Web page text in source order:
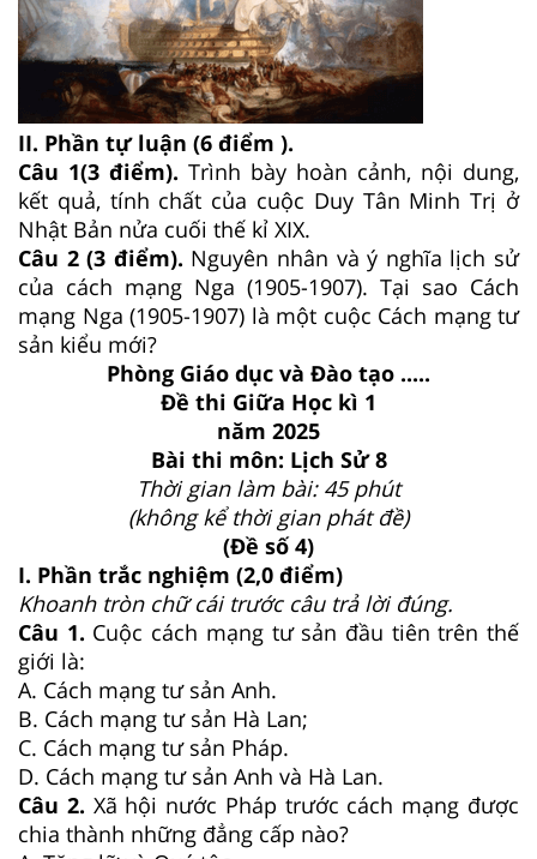
II. Phần tự luận (6 điểm ).
Câu 1(3 điểm). Trình bày hoàn cảnh, nội dung,
kết quả, tính chất của cuộc Duy Tân Minh Trị ở
Nhật Bản nửa cuối thế kỉ XIX.
Câu 2 (3 điểm). Nguyên nhân và ý nghĩa lịch sử
của cách mạng Nga (1905-1907). Tại sao Cách
mạng Nga (1905-1907) là một cuộc Cách mạng tư
sản kiểu mới?
Phòng Giáo dục và Đào tạo .....
Đề thi Giữa Học kì 1
năm 2025
Bài thi môn: Lịch Sử 8
Thời gian làm bài: 45 phút
(không kể thời gian phát đề)
(Đề số 4)
I. Phần trắc nghiệm (2,0 điểm)
Khoanh tròn chữ cái trước câu trả lời đúng.
Câu 1. Cuộc cách mạng tư sản đầu tiên trên thế
giới là:
A. Cách mạng tư sản Anh.
B. Cách mạng tư sản Hà Lan;
C. Cách mạng tư sản Pháp.
D. Cách mạng tư sản Anh và Hà Lan.
Câu 2. Xã hội nước Pháp trước cách mạng được
chia thành những đẳng cấp nào?